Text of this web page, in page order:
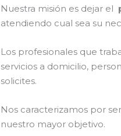
Nuestra misión es dejar el
atendiendo cual sea su
Los profesionales que
servicios a domicilio,
solicites.
Nos caracterizamos por
nuestro mayor objetivo.